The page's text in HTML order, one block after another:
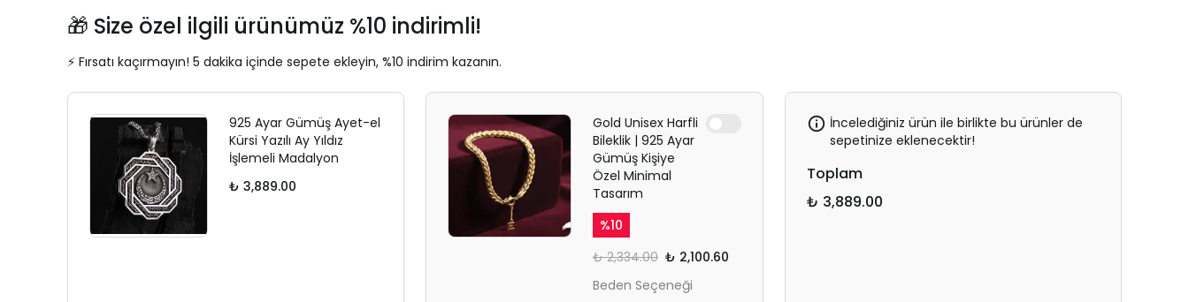
🎁 Size özel ilgili ürünümüz %10 indirimli!
⚡ Fırsatı kaçırmayın! 5 dakika içinde sepete ekleyin, %10 indirim kazanın.
925 Ayar Gümüş Ayet-el
Kürsi Yazılı Ay Yıldız
İşlemeli Madalyon
₺ 3,889.00
Gold Unisex Harfli
Bileklik | 925 Ayar
Gümüş Kişiye
Özel Minimal
Tasarım
%10
₺ 2,334.00 ₺ 2,100.60
Beden Seçeneği
İncelediğiniz ürün ile birlikte bu ürünler de
sepetinize eklenecektir!
Toplam
₺ 3,889.00